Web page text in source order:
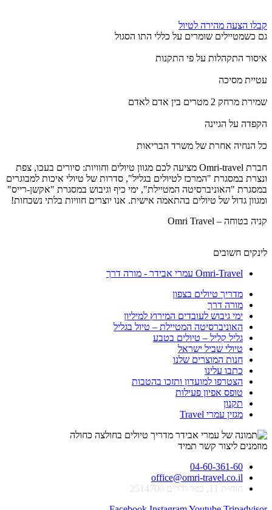
קבלו הצעה מהירה לטיול
גם כשמטיילים שומרים על כללי התו הסגול
איסור התקהלות על פי התקנות
עטיית מסיכה
שמירת מרחק 2 מטרים בין אדם לאדם
הקפדה על הגיינה
כל הנחיה אחרת של משרד הבריאות
חברת Omri-travel מציעה לכם מגוון טיולים וחוויות: סיורים בעכו, צפת
ונצרת במסגרת "המרכז לטיולים בגליל", סדרות של טיולי איכות למבוגרים
במסגרת "האוניברסיטה המטיילת", ימי כיף וגיבוש במסגרת "אקשן-רייס"
ומגוון גדול של טיולים בהתאמה אישית. אנו יוצרים חוויות בלתי נשכחות!
קניה בטוחה – Omri Travel
לינקים חשובים
Omri-Travel עמרי אבידר - מורה דרך
מדריך טיולים בצפון
מורה דרך
ימי גיבוש לעובדים המירוץ למיליון
האוניברסיטה המטיילת – טיול בגליל
גליל קליל – טיולים בטבע
טיולי שביל ישראל
חנות המוצרים שלנו
כתבו עלינו
הצטרפו למועדון ותזכו בהטבות
טופס אפיון פעילות
תקנון
מגזין עמרי Travel
מוזמנים ליצור קשר תמיד
04-60-361-60
office@omri-travel.co.il
חוחית 11, כפר ורדים 2514700